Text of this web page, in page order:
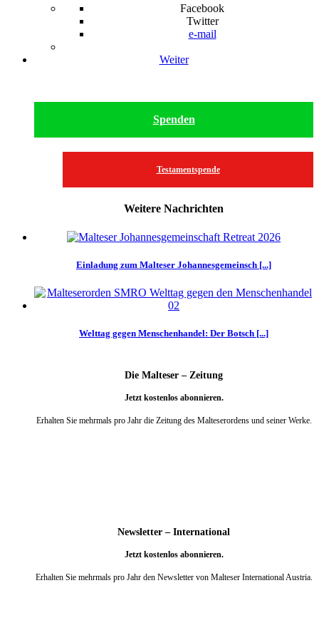
Facebook
Twitter
e-mail
Weiter
Spenden
Testamentspende
Weitere Nachrichten
Einladung zum Malteser Johannesgemeinsch [...]
Welttag gegen Menschenhandel: Der Botsch [...]
Die Malteser – Zeitung
Jetzt kostenlos abonnieren.
Erhalten Sie mehrmals pro Jahr die Zeitung des Malteserordens und seiner Werke.
Newsletter – International
Jetzt kostenlos abonnieren.
Erhalten Sie mehrmals pro Jahr den Newsletter von Malteser International Austria.